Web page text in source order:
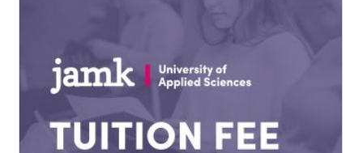
valinnat
tuotteen
sivulla.